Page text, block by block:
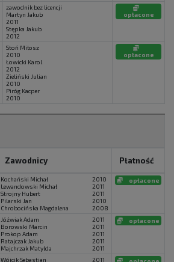
zawodnik bez licencji
Martyn Jakub
2011
Stępka Jakub
2012
opłacone
Stoń Miłosz
2010
Łowicki Karol
2012
Zieliński Julian
2010
Piróg Kacper
2010
opłacone
Zawodnicy Płatność
Kochański Michał
2010
Lewandowski Michał
2011
Strojny Hubert
2011
Pilarski Jan
2010
Chrobocińska Magdalena
2008
opłacone
Jóźwiak Adam
2011
Borowski Marcin
2011
Prokop Adam
2011
Ratajczak Jakub
2011
Majchrzak Matylda
2011
opłacone
Wójcik Sebastian
2011